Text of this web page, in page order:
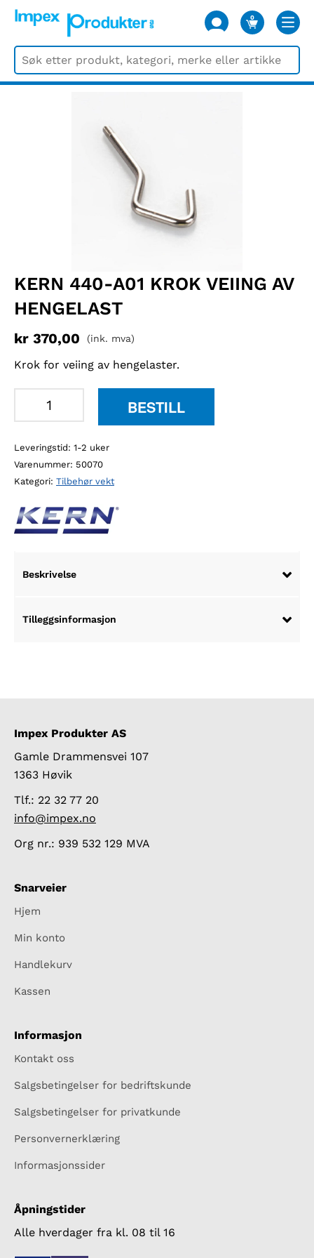
0
VARER
KERN 440-A01 KROK VEIING AV
HENGELAST
kr 370,00 (ink. mva)
Krok for veiing av hengelaster.
krok
veiing
av
hengelast
antall
BESTILL
Leveringstid: 1-2 uker
Varenummer: 50070
Kategori: Tilbehør vekt
Beskrivelse
Tilleggsinformasjon
Impex Produkter AS
Gamle Drammensvei 107
1363 Høvik
Tlf.: 22 32 77 20
info@impex.no
Org nr.: 939 532 129 MVA
Snarveier
Hjem
Min konto
Handlekurv
Kassen
Informasjon
Kontakt oss
Salgsbetingelser for bedriftskunde
Salgsbetingelser for privatkunde
Personvernerklæring
Informasjonssider
Åpningstider
Alle hverdager fra kl. 08 til 16